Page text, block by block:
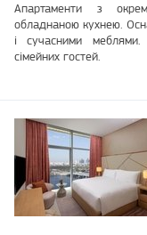
Апартаменти з
обладнаною кухнею.
і сучасними
сімейних гостей.